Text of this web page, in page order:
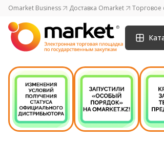
Omarket Business Доставка Omarket